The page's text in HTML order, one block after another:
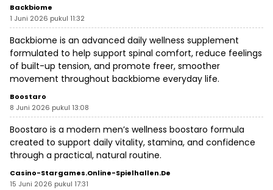
Backbiome
1 Juni 2026 pukul 11:32
Backbiome is an advanced daily wellness supplement
formulated to help support spinal comfort, reduce feelings
of built-up tension, and promote freer, smoother
movement throughout backbiome everyday life.
Boostaro
8 Juni 2026 pukul 13:08
Boostaro is a modern men’s wellness boostaro formula
created to support daily vitality, stamina, and confidence
through a practical, natural routine.
Casino-Stargames.online-Spielhallen.de
15 Juni 2026 pukul 17:31